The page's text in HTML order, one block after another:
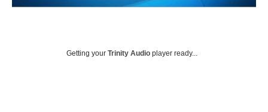
Getting your Trinity Audio player ready...